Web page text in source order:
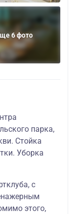
6 фото
парка,
Стойка
Уборка
с
этого,